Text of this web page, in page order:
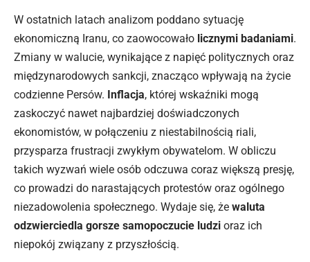
W ostatnich latach analizom poddano sytuację
ekonomiczną Iranu, co zaowocowało licznymi badaniami.
Zmiany w walucie, wynikające z napięć politycznych oraz
międzynarodowych sankcji, znacząco wpływają na życie
codzienne Persów. Inflacja, której wskaźniki mogą
zaskoczyć nawet najbardziej doświadczonych
ekonomistów, w połączeniu z niestabilnością riali,
przysparza frustracji zwykłym obywatelom. W obliczu
takich wyzwań wiele osób odczuwa coraz większą presję,
co prowadzi do narastających protestów oraz ogólnego
niezadowolenia społecznego. Wydaje się, że waluta
odzwierciedla gorsze samopoczucie ludzi oraz ich
niepokój związany z przyszłością.